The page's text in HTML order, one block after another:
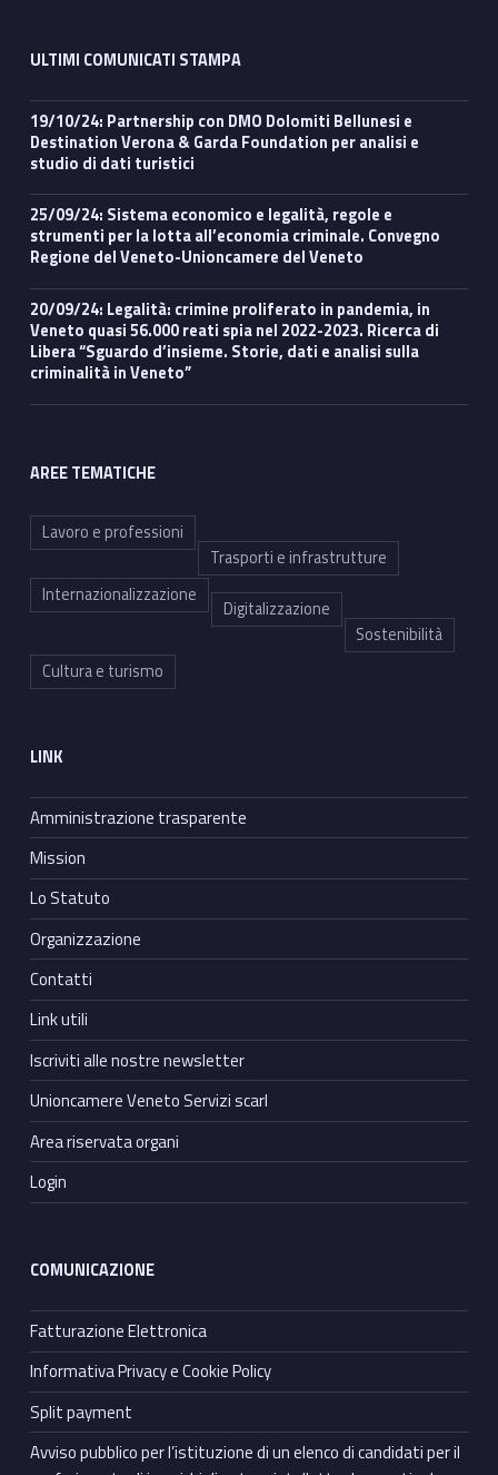
ULTIMI COMUNICATI STAMPA
19/10/24: Partnership con DMO Dolomiti Bellunesi e
Destination Verona & Garda Foundation per analisi e
studio di dati turistici
25/09/24: Sistema economico e legalità, regole e
strumenti per la lotta all’economia criminale. Convegno
Regione del Veneto-Unioncamere del Veneto
20/09/24: Legalità: crimine proliferato in pandemia, in
Veneto quasi 56.000 reati spia nel 2022-2023. Ricerca di
Libera “Sguardo d’insieme. Storie, dati e analisi sulla
criminalità in Veneto”
AREE TEMATICHE
Lavoro e professioni
Trasporti e infrastrutture
Internazionalizzazione
Digitalizzazione
Sostenibilità
Cultura e turismo
LINK
Amministrazione trasparente
Mission
Lo Statuto
Organizzazione
Contatti
Link utili
Iscriviti alle nostre newsletter
Unioncamere Veneto Servizi scarl
Area riservata organi
Login
COMUNICAZIONE
Fatturazione Elettronica
Informativa Privacy e Cookie Policy
Split payment
Avviso pubblico per l’istituzione di un elenco di candidati per il